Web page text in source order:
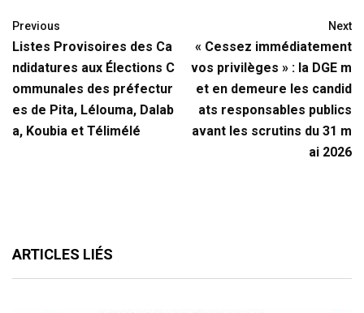
Previous
Listes Provisoires des Ca
ndidatures aux Élections C
ommunales des préfectur
es de Pita, Lélouma, Dalab
a, Koubia et Télimélé
Next
« Cessez immédiatement
vos privilèges » : la DGE m
et en demeure les candid
ats responsables publics
avant les scrutins du 31 m
ai 2026
ARTICLES LIÉS